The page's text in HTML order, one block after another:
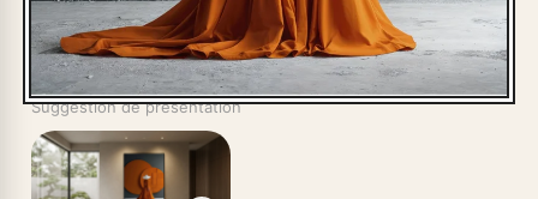
Suggestion de présentation